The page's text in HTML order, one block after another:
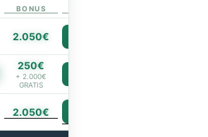
BONUS
2.050€
250€
+ 2.000€
GRATIS
2.050€